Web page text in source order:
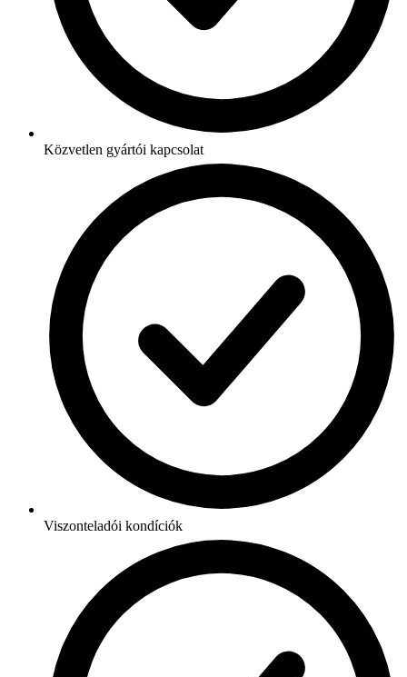
Közvetlen gyártói kapcsolat
Viszonteladói kondíciók